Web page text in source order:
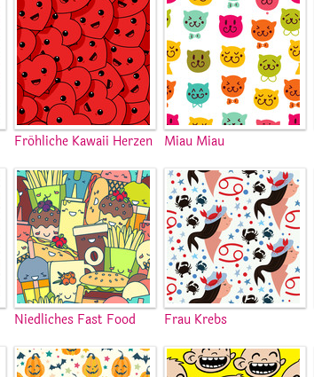
Fröhliche Kawaii Herzen Miau Miau
Niedliches Fast Food Frau Krebs